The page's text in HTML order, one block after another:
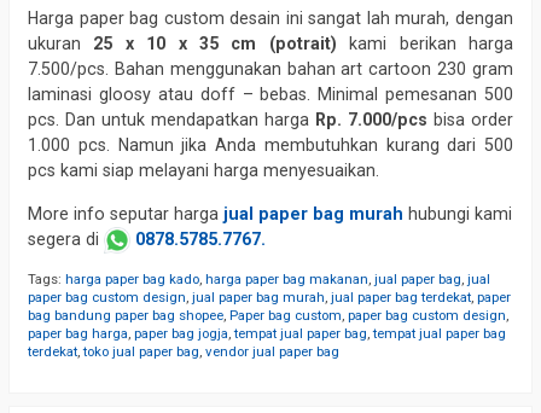
Harga paper bag custom desain ini sangat lah murah, dengan
ukuran 25 x 10 x 35 cm (potrait) kami berikan harga
7.500/pcs. Bahan menggunakan bahan art cartoon 230 gram
laminasi gloosy atau doff – bebas. Minimal pemesanan 500
pcs. Dan untuk mendapatkan harga Rp. 7.000/pcs bisa order
1.000 pcs. Namun jika Anda membutuhkan kurang dari 500
pcs kami siap melayani harga menyesuaikan.
More info seputar harga jual paper bag murah hubungi kami
segera di
0878.5785.7767.
Tags: harga paper bag kado, harga paper bag makanan, jual paper bag, jual
paper bag custom design, jual paper bag murah, jual paper bag terdekat, paper
bag bandung paper bag shopee, Paper bag custom, paper bag custom design,
paper bag harga, paper bag jogja,tempat jual paper bag,tempat jual paper bag
terdekat,toko jual paper bag, vendor jual paper bag